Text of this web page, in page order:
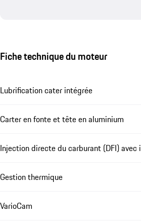
Fiche technique du moteur
Lubrification cater intégrée
Carter en fonte et tête en aluminium
Injection directe du carburant (DFI) avec
Gestion thermique
VarioCam